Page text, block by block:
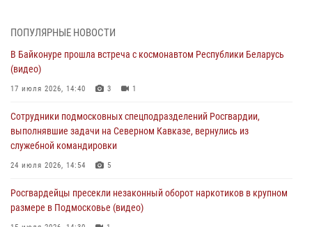
Подмосковье
05 августа 2026, 15:52
подозреваемые в организации незаконной миграции и
изготовлении поддельных документов (видео)
05 августа 2026, 15:48
отработали навыки огневой подготовки на комплексных учениях
04 августа 2026, 12:21 4
ПОПУЛЯРНЫЕ НОВОСТИ
В Байконуре прошла встреча с космонавтом Республики Беларусь
(видео)
17 июля 2026, 14:40 3 1
Сотрудники подмосковных спецподразделений Росгвардии,
выполнявшие задачи на Северном Кавказе, вернулись из
служебной командировки
24 июля 2026, 14:54 5
Росгвардейцы пресекли незаконный оборот наркотиков в крупном
размере в Подмосковье (видео)